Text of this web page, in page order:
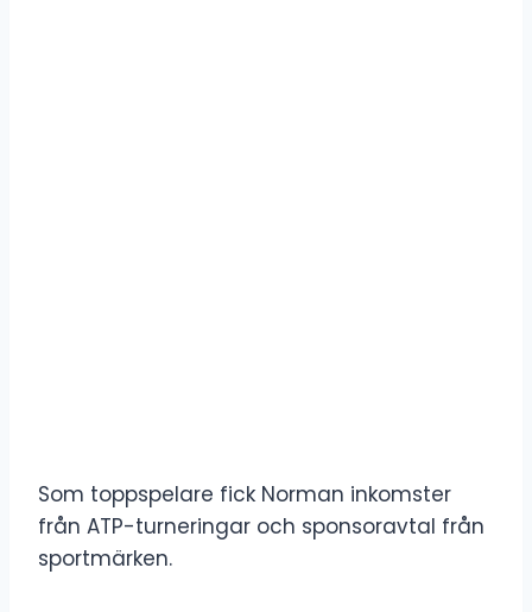
Som toppspelare fick Norman inkomster
från ATP-turneringar och sponsoravtal från
sportmärken.